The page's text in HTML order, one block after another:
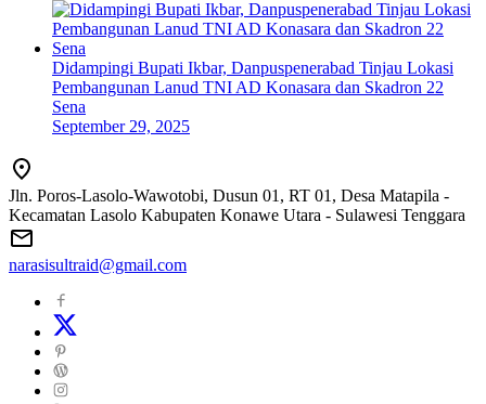
Didampingi Bupati Ikbar, Danpuspenerabad Tinjau Lokasi
Pembangunan Lanud TNI AD Konasara dan Skadron 22
Sena
September 29, 2025
Jln. Poros-Lasolo-Wawotobi, Dusun 01, RT 01, Desa Matapila -
Kecamatan Lasolo Kabupaten Konawe Utara - Sulawesi Tenggara
narasisultraid@gmail.com